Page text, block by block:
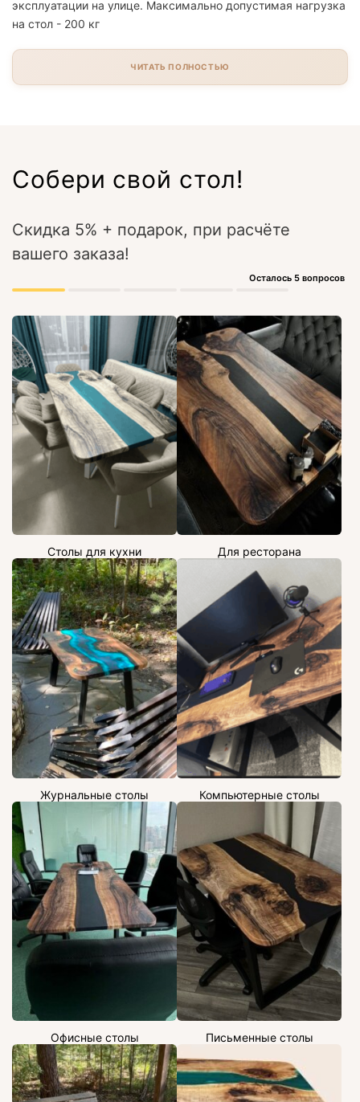
эксплуатации на улице. Максимально допустимая нагрузка
на стол - 200 кг
ЧИТАТЬ ПОЛНОСТЬЮ
Собери свой стол!
Скидка 5% + подарок, при расчёте
вашего заказа!
Осталось 5 вопросов
Столы для кухни Для ресторана
Журнальные столы Компьютерные столы
Офисные столы Письменные столы